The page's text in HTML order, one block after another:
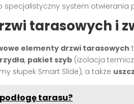
specjalistyczny system otwierania
tarasowych i
elementy drzwi tarasowych
, pakiet szyb (izolacja
słupek Smart Slide), a także
tarasu?